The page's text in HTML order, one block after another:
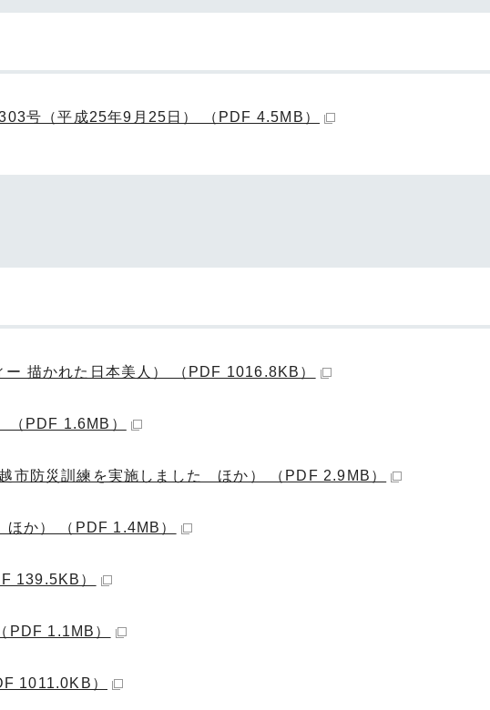
号（平成25年9月25日） （PDF 4.5MB）
描かれた日本美人） （PDF 1016.8KB）
PDF 1.6MB）
市防災訓練を実施しました ほか） （PDF 2.9MB）
か） （PDF 1.4MB）
139.5KB）
1.1MB）
1011.0KB）